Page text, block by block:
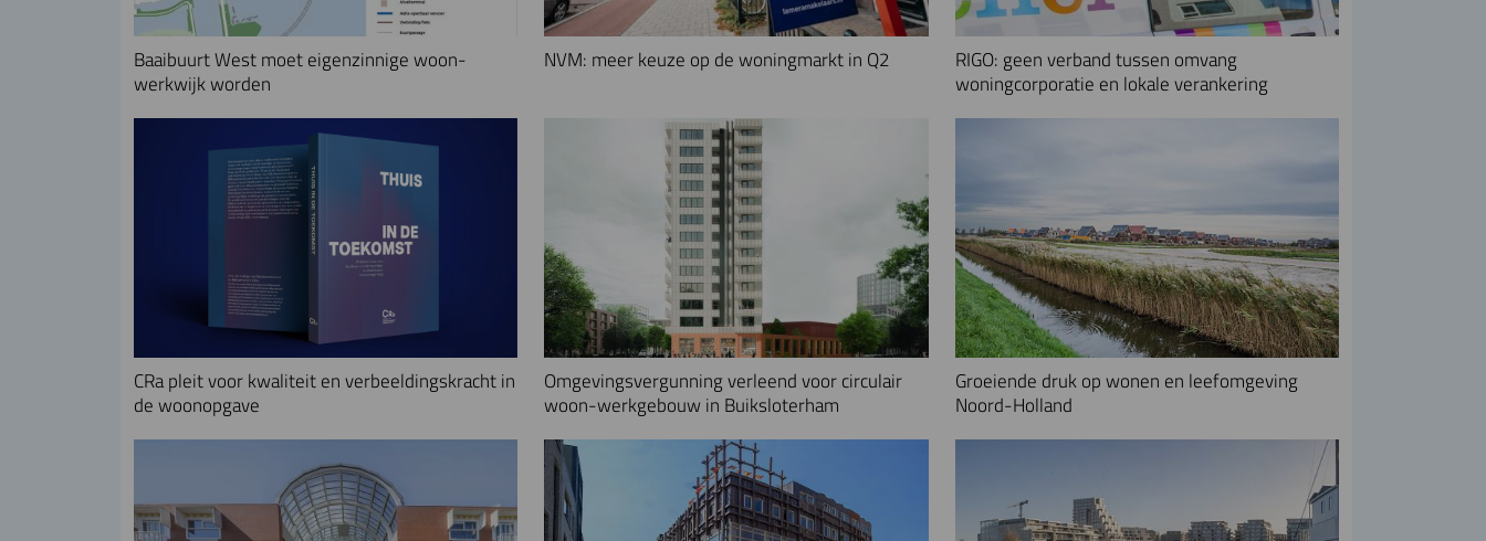
Baaibuurt West moet eigenzinnige woon-
werkwijk worden
NVM: meer keuze op de woningmarkt in Q2
RIGO: geen verband tussen omvang
woningcorporatie en lokale verankering
CRa pleit voor kwaliteit en verbeeldingskracht in
de woonopgave
Omgevingsvergunning verleend voor circulair
woon-werkgebouw in Buiksloterham
Groeiende druk op wonen en leefomgeving
Noord-Holland